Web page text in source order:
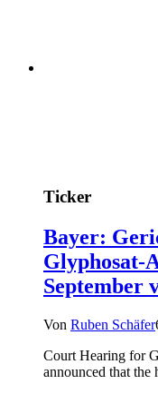
Ticker
Bayer:
Glyphosat-
September
Von Ruben Schäfer
Court Hearing for
announced that the